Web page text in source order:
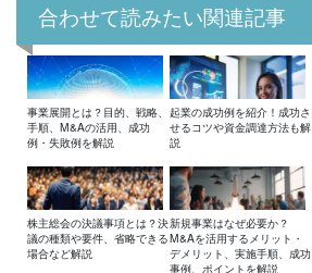
合わせて読みたい関連記事
事業展開とは？目的、戦略、
手順、M&Aの活用、成功
例・失敗例を解説
起業の成功例を紹介！成功さ
せるコツや資金調達方法も解
説
株主総会の決議事項とは？決
議の種類や要件、省略できる
場合など解説
新規事業はなぜ必要か？
M&Aを活用するメリット・
デメリット、実施手順、成功
事例、ポイントを解説